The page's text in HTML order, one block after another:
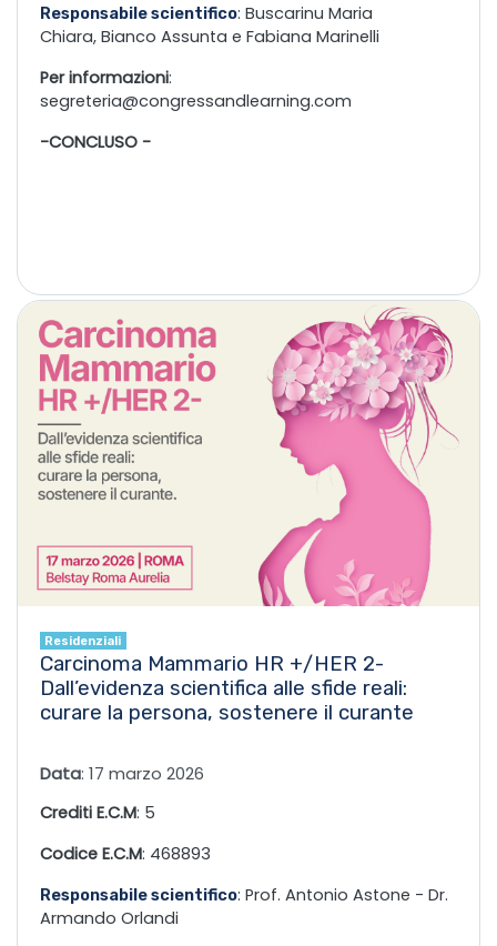
Responsabile scientifico: Buscarinu Maria
Chiara, Bianco Assunta e Fabiana Marinelli
Per informazioni:
segreteria@congressandlearning.com
-CONCLUSO -
Residenziali
Carcinoma Mammario HR +/HER 2-
Dall’evidenza scientifica alle sfide reali:
curare la persona, sostenere il curante
Data: 17 marzo 2026
Crediti E.C.M: 5
Codice E.C.M: 468893
Responsabile scientifico: Prof. Antonio Astone - Dr.
Armando Orlandi